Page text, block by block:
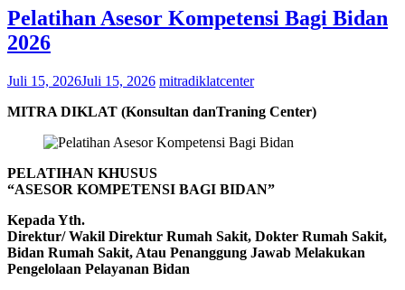
Pelatihan Asesor Kompetensi Bagi Bidan
2026
Juli 15, 2026Juli 15, 2026 mitradiklatcenter
MITRA DIKLAT (Konsultan danTraning Center)
PELATIHAN KHUSUS
“ASESOR KOMPETENSI BAGI BIDAN”
Kepada Yth.
Direktur/ Wakil Direktur Rumah Sakit, Dokter Rumah Sakit,
Bidan Rumah Sakit, Atau Penanggung Jawab Melakukan
Pengelolaan Pelayanan Bidan